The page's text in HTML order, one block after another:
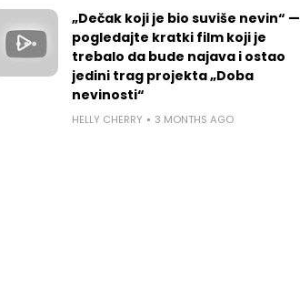
„Dečak koji je bio suviše nevin“ —
pogledajte kratki film koji je
trebalo da bude najava i ostao
jedini trag projekta „Doba
nevinosti“
HELLY CHERRY 3 MONTHS AGO